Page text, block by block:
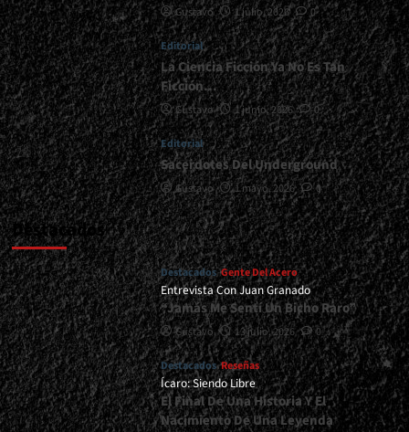
<div>Choque
Con
Un
Camión
De
Frente</div>
Gustavo 1 julio, 2026 0
Editorial
La Ciencia Ficción Ya No Es Tan
Ficción…
Gustavo 1 junio, 2026 0
Editorial
Sacerdotes Del Underground
Gustavo 1 mayo, 2026 0
Destacados
Destacados Gente Del Acero
Entrevista Con Juan Granado
“Jamás Me Sentí Un Bicho Raro”
Gustavo 13 julio, 2026 0
Destacados Reseñas
Ícaro: Siendo Libre
El Final De Una Historia Y El
Nacimiento De Una Leyenda